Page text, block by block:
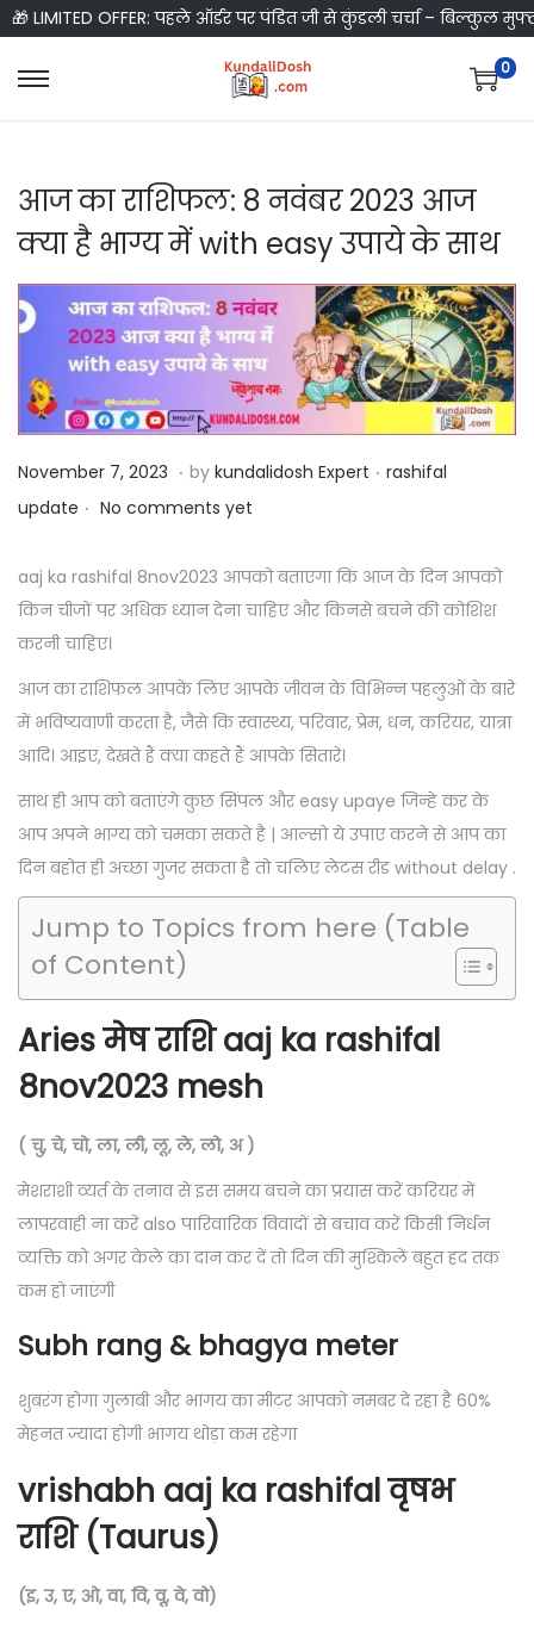
🎁 LIMITED OFFER: पहले ऑर्डर पर पंडित जी से कुंडली चर्चा – बिल्कुल
S
p
o
n
a
v
i
g
a
S
p
o
c
o
n
t
e
n
0
आज का राशिफल: 8 नवंबर 2023 आज
क्या है भाग्य में with easy उपाये के साथ
P
o
t
e
d
n
November 7, 2023 N
o
e
m
r
7
2
0
2
3
. by kundalidosh Expert . P
t
e
rashifal
update . No comments yet
aaj ka rashifal 8nov2023 आपको बताएगा कि आज के दिन आपको
किन चीजों पर अधिक ध्यान देना चाहिए और किनसे बचने की कोशिश
करनी चाहिए।
आज का राशिफल आपके लिए आपके जीवन के विभिन्न पहलुओं के बारे
में भविष्यवाणी करता है, जैसे कि स्वास्थ्य, परिवार, प्रेम, धन, करियर, यात्रा
आदि। आइए, देखते हैं क्या कहते हैं आपके सितारे।
साथ ही आप को बताएंगे कुछ सिंपल और easy upaye जिन्हे कर के
आप अपने भाग्य को चमका सकते है | आल्सो ये उपाए करने से आप का
दिन बहोत ही अच्छा गुजर सकता है तो चलिए लेटस रीड without delay .
Jump to Topics from here (Table
of Content)
Aries मेष राशि aaj ka rashifal
8nov2023 mesh
( चु, चे, चो, ला, ली, लू, ले, लो, अ )
मेशराशी व्यर्त के तनाव से इस समय बचने का प्रयास करें करियर में
लापरवाही ना करें also पारिवारिक विवादों से बचाव करें किसी निर्धन
व्यक्ति को अगर केले का दान कर दें तो दिन की मुश्किलें बहुत हद तक
कम हो जाएंगी
Subh rang & bhagya meter
शुबरंग होगा गुलाबी और भागय का मीटर आपको नमबर दे रहा है 60%
मेहनत ज्यादा होगी भागय थोड़ा कम रहेगा
vrishabh aaj ka rashifal वृषभ
राशि (Taurus)
(इ, उ, ए, ओ, वा, वि, वू, वे, वो)